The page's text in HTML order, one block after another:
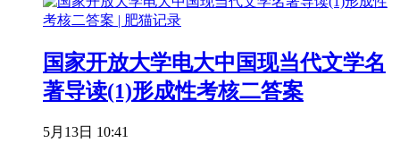
国家开放大学电大中国现当代文学名
著导读(1)形成性考核二答案
5月13日 10:41